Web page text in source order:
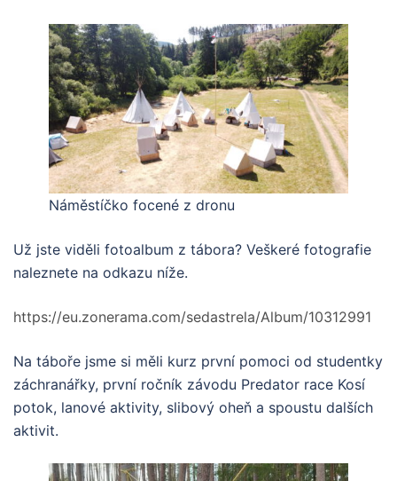
Náměstíčko focené z dronu
Už jste viděli fotoalbum z tábora? Veškeré fotografie
naleznete na odkazu níže.
https://eu.zonerama.com/sedastrela/Album/10312991
Na táboře jsme si měli kurz první pomoci od studentky
záchranářky, první ročník závodu Predator race Kosí
potok, lanové aktivity, slibový oheň a spoustu dalších
aktivit.